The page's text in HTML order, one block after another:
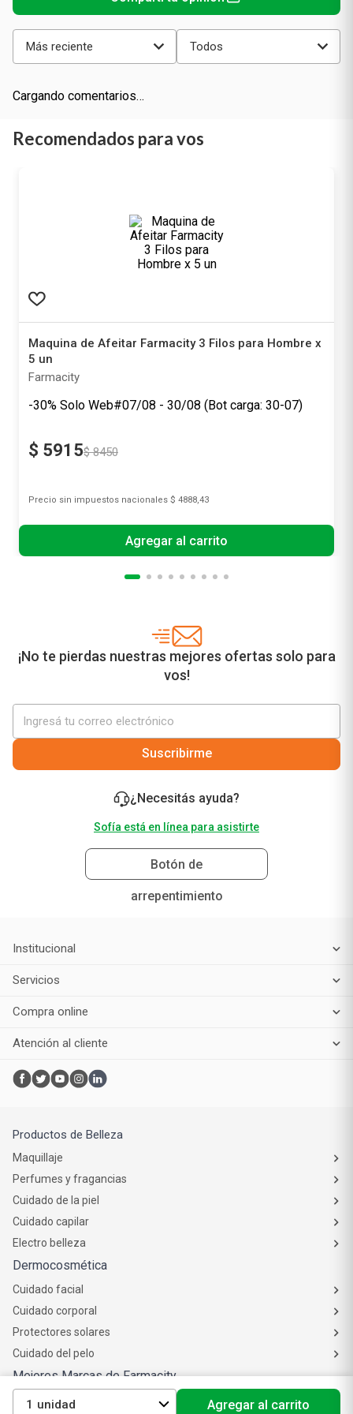
1 Agregar al carrito
Más reciente Todos
Cargando comentarios…
Recomendados para vos
Maquina de Afeitar Farmacity 3 Filos para Hombre x
5 un
Farmacity
-30% Solo Web#07/08 - 30/08 (Bot carga: 30-07)
$ 5915$ 8450
Precio sin impuestos nacionales $ 4888,43
Agregar al carrito
¡No te pierdas nuestras mejores ofertas solo para
vos!
Suscribirme
¿Necesitás ayuda?
Sofía está en línea para asistirte
Botón de
arrepentimiento
Institucional
Servicios
Compra online
Atención al cliente
Productos de Belleza
Maquillaje
Perfumes y fragancias
Cuidado de la piel
Cuidado capilar
Electro belleza
Dermocosmética
Cuidado facial
Cuidado corporal
Protectores solares
Cuidado del pelo
Mejores Marcas de Farmacity
Get The Look